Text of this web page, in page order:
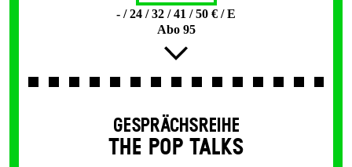
- / 24 / 32 / 41 / 50 € / E
Abo 95
GESPRÄCHSREIHE
THE POP TALKS